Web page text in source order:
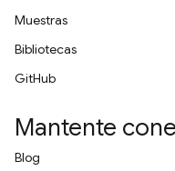
Muestras
Bibliotecas
GitHub
Mantente
Blog